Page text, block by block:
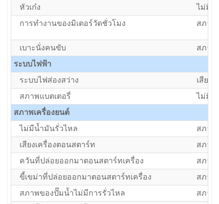
หัวเก๋ง
ไม่มี
การทำงานของมิเตอร์วัดชั่วโมง
สภาพ
เบาะนั่งคนขับ
สภาพ
ระบบไฟฟ้า
ระบบไฟส่องสว่าง
เสีย/ต้
สภาพแบตเตอรี่
ไม่มีแ
สภาพเครื่องยนต์
ไม่มีน้ำมันรั่วไหล
สภาพ
เสียงเครื่องตอนสตาร์ท
สภาพ
ควันที่ปล่อยออกมาตอนสตาร์ทเครื่อง
สภาพ
ขี้เขม่าที่ปล่อยออกมาตอนสตาร์ทเครื่อง
สภาพ
สภาพของปั๊มน้ำไม่มีการรั่วไหล
สภาพ